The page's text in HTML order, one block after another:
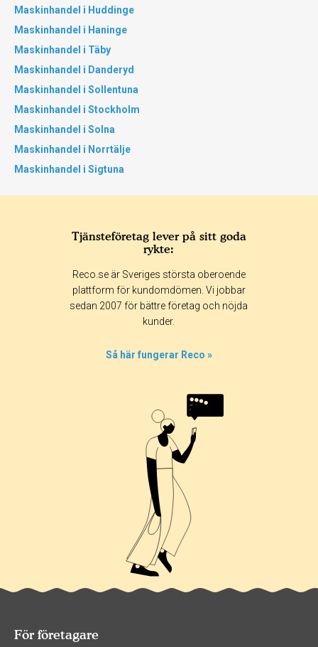
Maskinhandel i Huddinge
Maskinhandel i Haninge
Maskinhandel i Täby
Maskinhandel i Danderyd
Maskinhandel i Sollentuna
Maskinhandel i Stockholm
Maskinhandel i Solna
Maskinhandel i Norrtälje
Maskinhandel i Sigtuna
Tjänsteföretag lever på sitt goda
rykte:
Reco.se är Sveriges största oberoende
plattform för kundomdömen. Vi jobbar
sedan 2007 för bättre företag och nöjda
kunder.
Så här fungerar Reco »
För företagare